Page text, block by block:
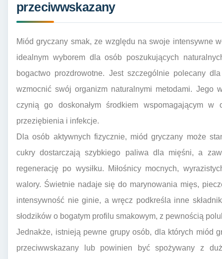
przeciwwskazany
Miód gryczany smak, ze względu na swoje intensywne
idealnym wyborem dla osób poszukujących
bogactwo prozdrowotne. Jest szczególnie polecany
wzmocnić swój organizm naturalnymi metodami. Jego
czynią go doskonałym środkiem wspomagającym w
przeziębienia i infekcje.
Dla osób aktywnych fizycznie, miód gryczany może
cukry dostarczają szybkiego paliwa dla mięśni, a
regenerację po wysiłku. Miłośnicy mocnych,
walory. Świetnie nadaje się do marynowania mięs,
intensywność nie ginie, a wręcz podkreśla inne
słodzików o bogatym profilu smakowym, z pewnością
Jednakże, istnieją pewne grupy osób, dla których miód
przeciwwskazany lub powinien być spożywany z